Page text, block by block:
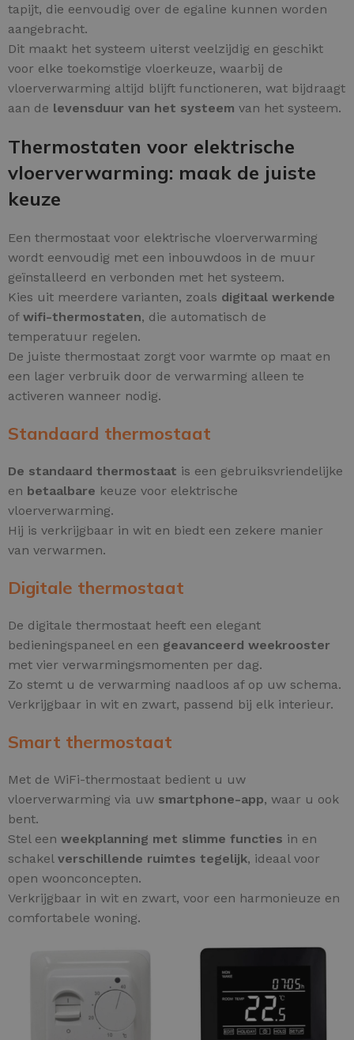
tapijt, die eenvoudig over de egaline kunnen worden
aangebracht.
Dit maakt het systeem uiterst veelzijdig en geschikt
voor elke toekomstige vloerkeuze, waarbij de
vloerverwarming altijd blijft functioneren, wat bijdraagt
aan de levensduur van het systeem van het systeem.
Thermostaten voor elektrische
vloerverwarming: maak de juiste
keuze
Een thermostaat voor elektrische vloerverwarming
wordt eenvoudig met een inbouwdoos in de muur
geïnstalleerd en verbonden met het systeem.
Kies uit meerdere varianten, zoals digitaal werkende
of wifi-thermostaten, die automatisch de
temperatuur regelen.
De juiste thermostaat zorgt voor warmte op maat en
een lager verbruik door de verwarming alleen te
activeren wanneer nodig.
Standaard thermostaat
De standaard thermostaat is een gebruiksvriendelijke
en betaalbare keuze voor elektrische
vloerverwarming.
Hij is verkrijgbaar in wit en biedt een zekere manier
van verwarmen.
Digitale thermostaat
De digitale thermostaat heeft een elegant
bedieningspaneel en een geavanceerd weekrooster
met vier verwarmingsmomenten per dag.
Zo stemt u de verwarming naadloos af op uw schema.
Verkrijgbaar in wit en zwart, passend bij elk interieur.
Smart thermostaat
Met de WiFi-thermostaat bedient u uw
vloerverwarming via uw smartphone-app, waar u ook
bent.
Stel een weekplanning met slimme functies in en
schakel verschillende ruimtes tegelijk, ideaal voor
open woonconcepten.
Verkrijgbaar in wit en zwart, voor een harmonieuze en
comfortabele woning.